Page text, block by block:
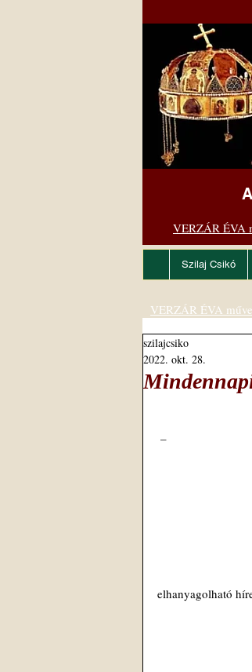
VERZÁR ÉVA
Szilaj Csikó
szilajcsiko
2022. okt. 28.
–
elhanyagolható
VERZÁR ÉVA